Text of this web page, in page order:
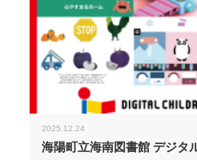
2025.12.24
海陽町立海南図書館 デジタ